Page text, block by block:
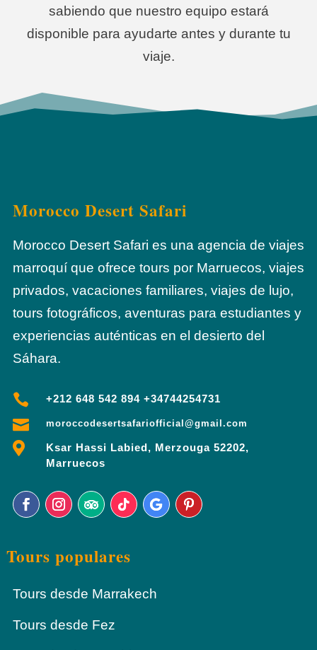
sabiendo que nuestro equipo estará
disponible para ayudarte antes y durante tu
viaje.
Morocco Desert Safari
Morocco Desert Safari es una agencia de viajes
marroquí que ofrece tours por Marruecos, viajes
privados, vacaciones familiares, viajes de lujo,
tours fotográficos, aventuras para estudiantes y
experiencias auténticas en el desierto del
Sáhara.
 +212 648 542 894 +34744254731
 moroccodesertsafariofficial@gmail.com

Ksar Hassi Labied, Merzouga 52202,
Marruecos
Tours populares
Tours desde Marrakech
Tours desde Fez